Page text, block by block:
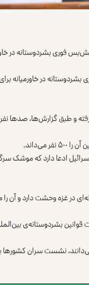
فوری بشردوستانه در
در خاورمیانه
و طبق گزارش‌ها، صدها
ادعا دارد که موشک
در غزه وحشت دارد و آن
بشردوستانه‌ی
نشست سران کشورها